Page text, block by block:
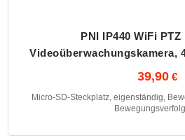
PNI IP440 WiFi
Videoüberwachungskamera,
39,90
Micro-SD-Steckplatz, eigenständig,